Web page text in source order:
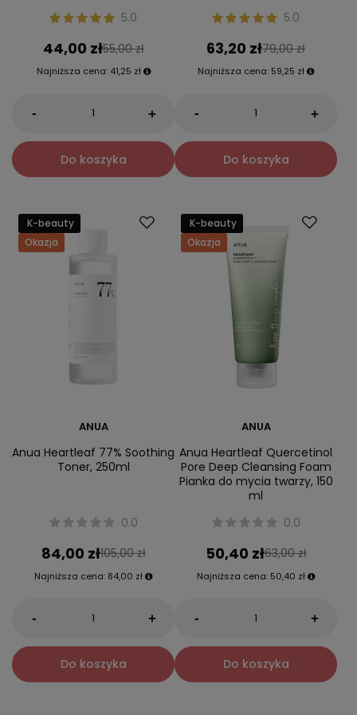
5.0
44,00 zł55,00 zł
Najniższa cena: 41,25 zł
- +
Do koszyka
5.0
63,20 zł79,00 zł
Najniższa cena: 59,25 zł
- +
Do koszyka
K-beauty
Okazja
ANUA
Anua Heartleaf 77% Soothing
Toner, 250ml
0.0
84,00 zł105,00 zł
Najniższa cena: 84,00 zł
- +
Do koszyka
K-beauty
Okazja
ANUA
Anua Heartleaf Quercetinol
Pore Deep Cleansing Foam
Pianka do mycia twarzy, 150
ml
0.0
50,40 zł63,00 zł
Najniższa cena: 50,40 zł
- +
Do koszyka